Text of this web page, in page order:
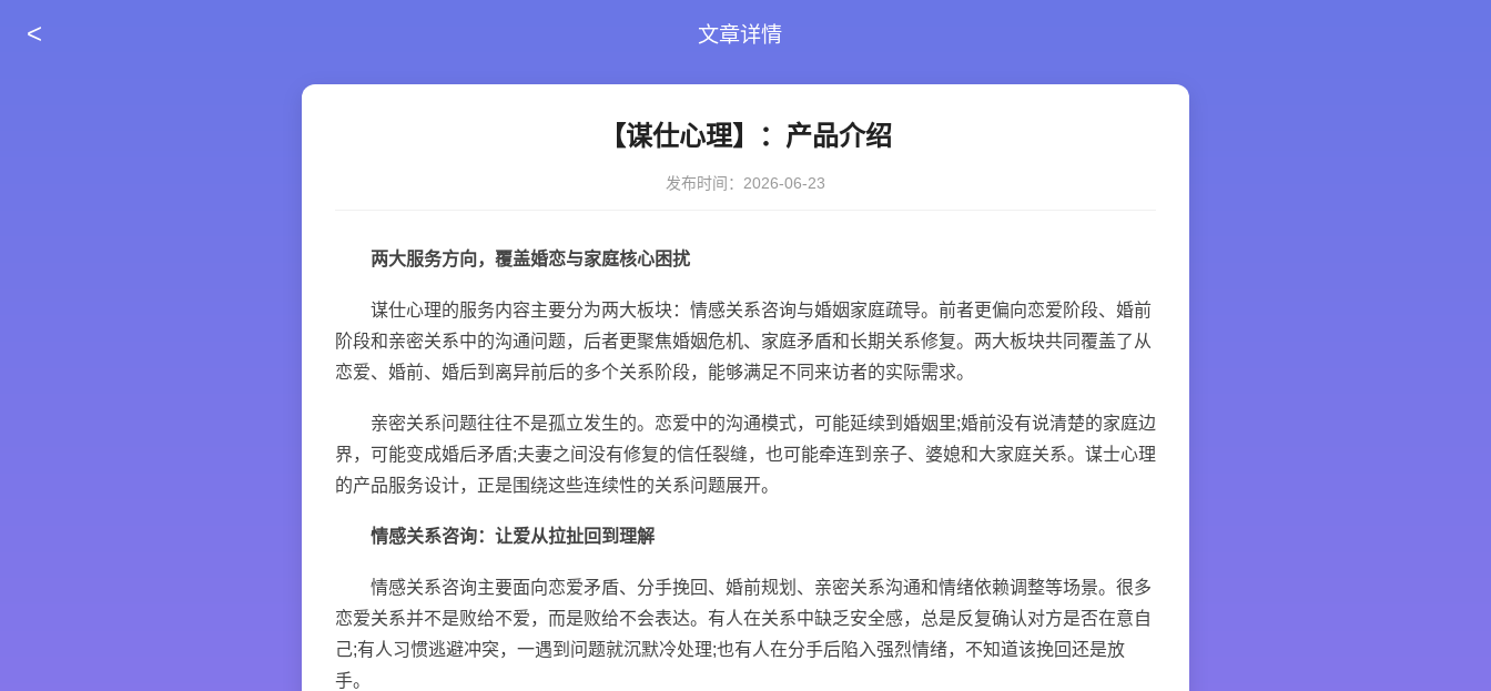
< 文章详情
【谋仕心理】：产品介绍
发布时间：2026-06-23
两大服务方向，覆盖婚恋与家庭核心困扰
谋仕心理的服务内容主要分为两大板块：情感关系咨询与婚姻家庭疏导。前者更偏向恋爱阶段、婚前
阶段和亲密关系中的沟通问题，后者更聚焦婚姻危机、家庭矛盾和长期关系修复。两大板块共同覆盖了从
恋爱、婚前、婚后到离异前后的多个关系阶段，能够满足不同来访者的实际需求。
亲密关系问题往往不是孤立发生的。恋爱中的沟通模式，可能延续到婚姻里;婚前没有说清楚的家庭边
界，可能变成婚后矛盾;夫妻之间没有修复的信任裂缝，也可能牵连到亲子、婆媳和大家庭关系。谋士心理
的产品服务设计，正是围绕这些连续性的关系问题展开。
情感关系咨询：让爱从拉扯回到理解
情感关系咨询主要面向恋爱矛盾、分手挽回、婚前规划、亲密关系沟通和情绪依赖调整等场景。很多
恋爱关系并不是败给不爱，而是败给不会表达。有人在关系中缺乏安全感，总是反复确认对方是否在意自
己;有人习惯逃避冲突，一遇到问题就沉默冷处理;也有人在分手后陷入强烈情绪，不知道该挽回还是放
手。